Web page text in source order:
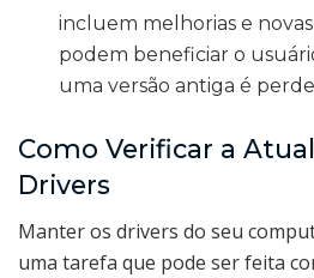
incluem melhorias e
podem beneficiar o
uma versão antiga é
Como Verificar a
Drivers
Manter os drivers do seu
uma tarefa que pode ser feita